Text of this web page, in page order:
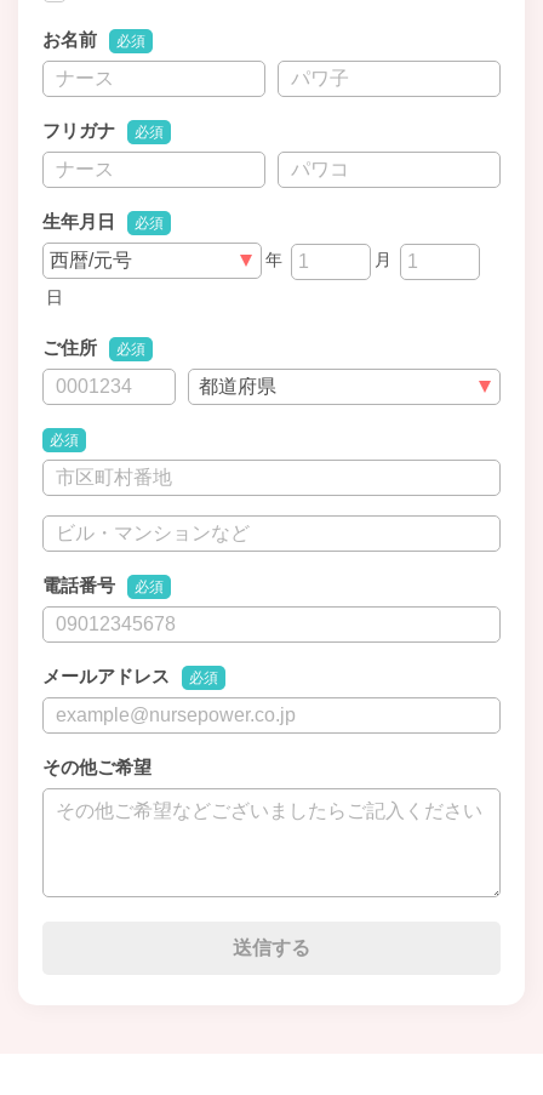
お名前 必須
フリガナ 必須
生年月日 必須
年
月
日
ご住所 必須
必須
電話番号 必須
メールアドレス 必須
その他ご希望